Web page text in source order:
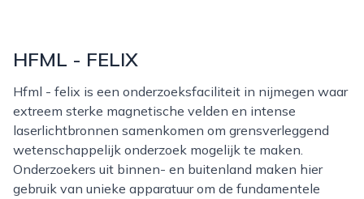
HFML - FELIX
Hfml - felix is een onderzoeksfaciliteit in nijmegen waar
extreem sterke magnetische velden en intense
laserlichtbronnen samenkomen om grensverleggend
wetenschappelijk onderzoek mogelijk te maken.
Onderzoekers uit binnen- en buitenland maken hier
gebruik van unieke apparatuur om de fundamentele